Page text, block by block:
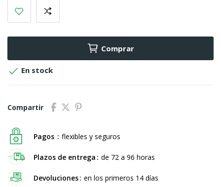
Comprar
 En stock
Compartir
Pagos flexibles y seguros
Plazos de entrega de 72 a 96 horas
Devoluciones en los primeros 14 días